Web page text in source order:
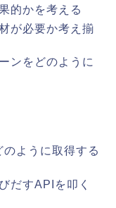
的かを考える
が必要か考え揃
ンをどのように
ように取得する
だすAPIを叩く